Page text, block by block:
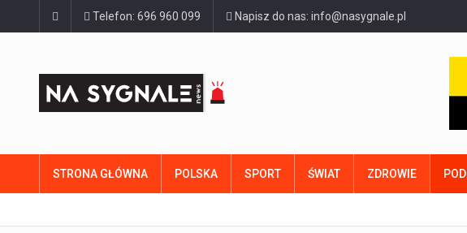
Telefon: 696 960 099 Napisz do nas: info@nasygnale.pl
STRONA GŁÓWNA POLSKA SPORT ŚWIAT ZDROWIE